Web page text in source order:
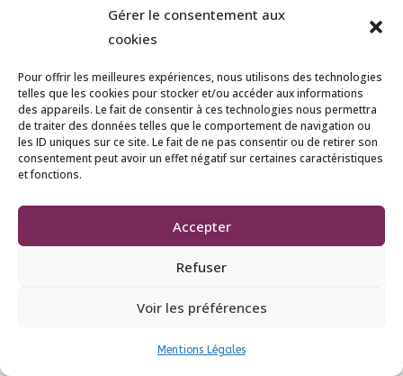
Gérer le consentement aux
cookies
Pour offrir les meilleures expériences, nous utilisons des technologies
telles que les cookies pour stocker et/ou accéder aux informations
des appareils. Le fait de consentir à ces technologies nous permettra
de traiter des données telles que le comportement de navigation ou
les ID uniques sur ce site. Le fait de ne pas consentir ou de retirer son
consentement peut avoir un effet négatif sur certaines caractéristiques
et fonctions.
Accepter
Refuser
Voir les préférences
Mentions Légales
Mélanie Quillay||Amathe,France Rurale
Saint-Médard-d’Aunis
Votre Phalaenopsis ne produit plus de fleurs ?
Vous voyez seulement des feuilles épaisses et
une tige un peu sèche ? Bonne nouvelle : votre
orchidée n’est pas morte. Elle est simplement
en phase de repos. Voici les étapes clés pour
faire refleurir votre orchidée...
Mentions Légales.